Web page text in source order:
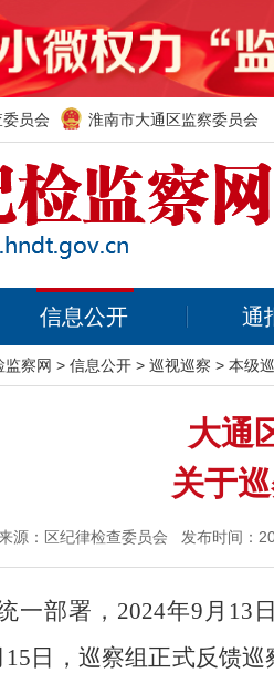
员会 淮南市大通区监察委员会
信息公开 通
监察网 > 信息公开 > 巡视巡察 > 本级
大通
关于
源：区纪律检查委员会 发布时间：
一部署， 2024年9月13
15日，巡察组正式反馈